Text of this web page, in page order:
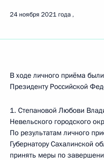
24 ноября 2021 года
В ходе личного приёма
Президенту Российской
1. Степановой Любови
Невельского городского
По результатам личного
Губернатору Сахалинской
принять меры по